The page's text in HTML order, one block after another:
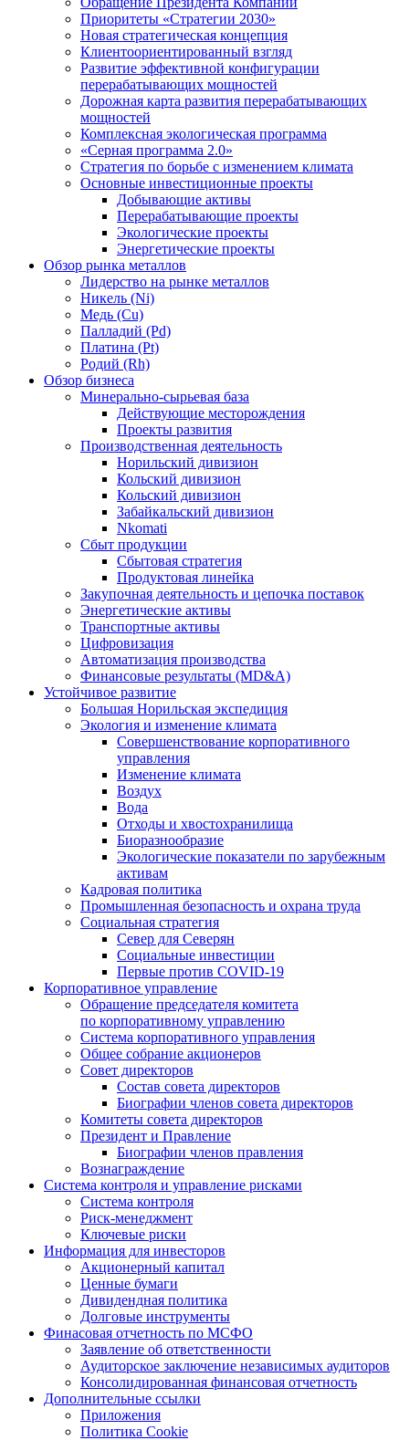
Приоритеты «Стратегии 2030»
Новая стратегическая концепция
Клиентоориентированный взгляд
Развитие эффективной конфигурации
перерабатывающих мощностей
Дорожная карта развития перерабатывающих
мощностей
Комплексная экологическая программа
«Серная программа 2.0»
Стратегия по борьбе с изменением климата
Основные инвестиционные проекты
Добывающие активы
Перерабатывающие проекты
Экологические проекты
Энергетические проекты
Обзор рынка металлов
Лидерство на рынке металлов
Никель (Ni)
Медь (Cu)
Палладий (Pd)
Платина (Pt)
Родий (Rh)
Обзор бизнеса
Минерально-сырьевая база
Действующие месторождения
Проекты развития
Производственная деятельность
Норильский дивизион
Кольский дивизион
Кольский дивизион
Забайкальский дивизион
Nkomati
Сбыт продукции
Сбытовая стратегия
Продуктовая линейка
Закупочная деятельность и цепочка поставок
Энергетические активы
Транспортные активы
Цифровизация
Автоматизация производства
Финансовые результаты (MD&A)
Устойчивое развитие
Большая Норильская экспедиция
Экология и изменение климата
Совершенствование корпоративного
управления
Изменение климата
Воздух
Вода
Отходы и хвостохранилища
Биоразнообразие
Экологические показатели по зарубежным
активам
Кадровая политика
Промышленная безопасность и охрана труда
Социальная стратегия
Север для Северян
Социальные инвестиции
Первые против COVID‑19
Корпоративное управление
Обращение председателя комитета
по корпоративному управлению
Система корпоративного управления
Общее собрание акционеров
Совет директоров
Состав совета директоров
Биографии членов совета директоров
Комитеты совета директоров
Президент и Правление
Биографии членов правления
Вознаграждение
Система контроля и управление рисками
Система контроля
Риск-менеджмент
Ключевые риски
Информация для инвесторов
Акционерный капитал
Ценные бумаги
Дивидендная политика
Долговые инструменты
Финасовая отчетность по МСФО
Заявление об ответственности
Аудиторское заключение независимых аудиторов
Консолидированная финансовая отчетность
Дополнительные ссылки
Приложения
Политика Cookie